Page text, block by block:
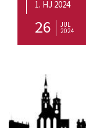
1. HJ 2024
26 JUL
2024